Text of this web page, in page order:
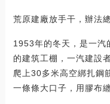
荒原建廠放手干，辦法
1953年的冬天，是一汽
的建筑工棚，一汽建設
爬上30多米高空綁扎鋼
一條條大口子，用膠布